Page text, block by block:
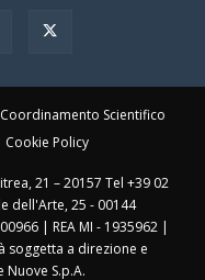
Scientifico
Cookie Policy
21 – 20157 Tel +39 02
dell'Arte, 25 - 00144
| REA MI - 1935962 |
soggetta a direzione e
S.p.A.